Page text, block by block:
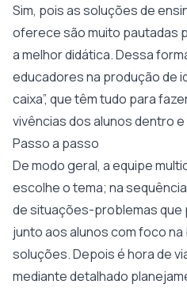
Sim, pois as soluções de
oferece são muito pautadas
a melhor didática. Dessa
educadores na produção de
caixa”, que têm tudo para
vivências dos alunos dentro
Passo a passo
De modo geral, a equipe
escolhe o tema; na
de situações-problemas que
junto aos alunos com foco
soluções. Depois é hora de
mediante detalhado